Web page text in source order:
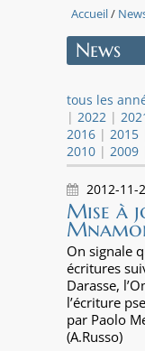
Accueil/
News
tous les
| 2022 |
2016 | 2015
2010 | 2009
2012-11-
Mise à
On signale
écritures
Darasse,
l’écriture
par Paolo
(A.Russo)